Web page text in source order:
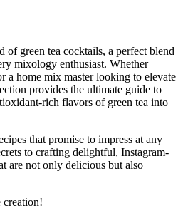
green tea cocktails, a perfect blend
mixology enthusiast. Whether
a home mix master looking to elevate
provides the ultimate guide to
rich flavors of green tea into
that promise to impress at any
to crafting delightful, Instagram-
are not only delicious but also
creation!